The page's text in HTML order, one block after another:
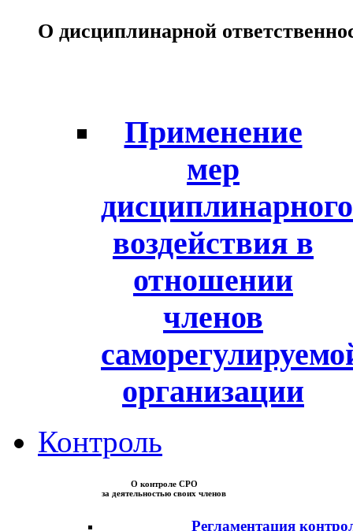
О дисциплинарной
Применение
мер
дисциплинарного
воздействия в
отношении
членов
организации
Контроль
О контроле СРО
за деятельностью своих членов
Регламентация